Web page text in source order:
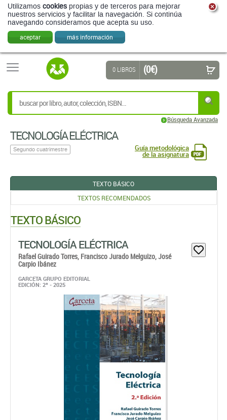
Utilizamos cookies propias y de terceros para mejorar
nuestros servicios y facilitar la navegación. Si continúa
navegando consideramos que acepta su uso.
aceptar más información
Búsqueda Avanzada
0 LIBROS (0 €)
TECNOLOGÍA ELÉCTRICA
Segundo cuatrimestre Guía metodológica
de la asignatura
TEXTO BÁSICO
TEXTOS RECOMENDADOS
TEXTO BÁSICO
TECNOLOGÍA ELÉCTRICA
Rafael Guirado Torres, Francisco Jurado Melguizo,José
Carpio Ibánez
GARCETA GRUPO EDITORIAL
EDICIÓN: 2ª - 2025